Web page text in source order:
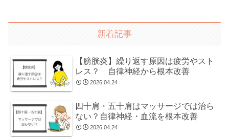
新着記事
【膀胱炎】繰り返す原因は疲労やスト
レス？ 自律神経から根本改善
2026.04.24
四十肩・五十肩はマッサージでは治ら
ない？自律神経・血流を根本改善
2026.04.24